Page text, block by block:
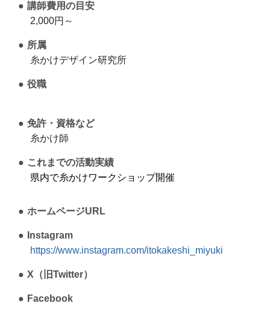
講師費用の目安
2,000円～
所属
糸かけデザイン研究所
役職
免許・資格など
糸かけ師
これまでの活動実績
県内で糸かけワークショップ開催
ホームページURL
Instagram
https://www.instagram.com/itokakeshi_miyuki
X（旧Twitter）
Facebook